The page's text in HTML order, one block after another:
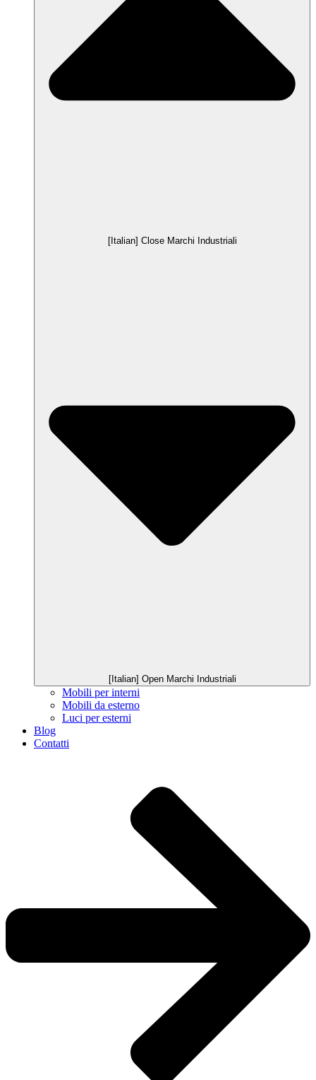
[Italian] Close Marchi Industriali
[Italian] Open Marchi Industriali
Mobili per interni
Mobili da esterno
Luci per esterni
Blog
Contatti